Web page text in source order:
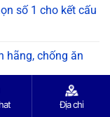
số 1 cho kết cấu
hãng, chống ăn
Địa chỉ